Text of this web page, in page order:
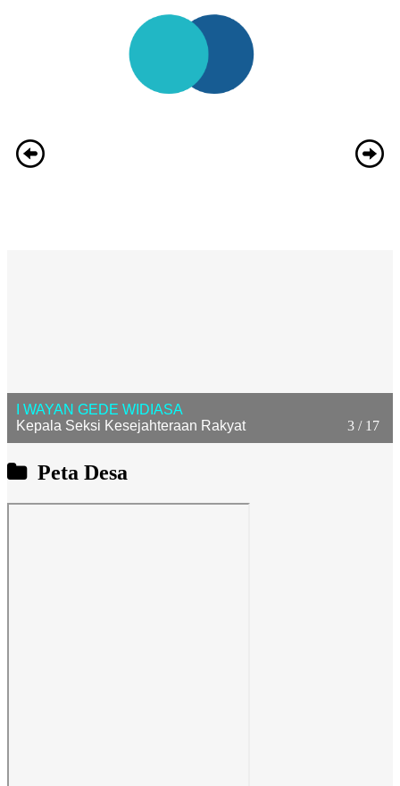
3 / 17
I WAYAN GEDE WIDIASA
Kepala Seksi Kesejahteraan Rakyat
Peta Desa